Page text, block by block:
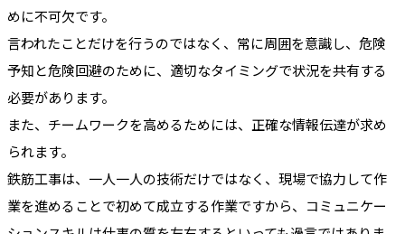
めに不可欠です。
言われたことだけを行うのではなく、常に周囲を意識し、危険
予知と危険回避のために、適切なタイミングで状況を共有する
必要があります。
また、チームワークを高めるためには、正確な情報伝達が求め
られます。
鉄筋工事は、一人一人の技術だけではなく、現場で協力して作
業を進めることで初めて成立する作業ですから、コミュニケー